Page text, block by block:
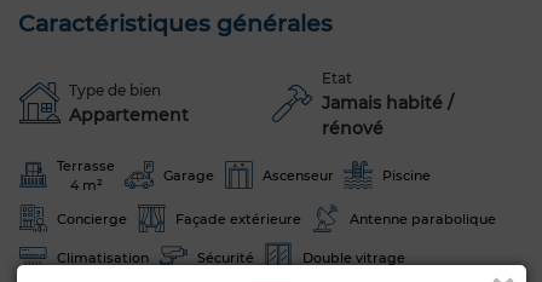
Caractéristiques générales
Type de bien
Appartement
Etat
Jamais habité /
rénové
Terrasse
4 m²
Garage Ascenseur Piscine
Concierge Façade extérieure Antenne parabolique
Climatisation Sécurité Double vitrage